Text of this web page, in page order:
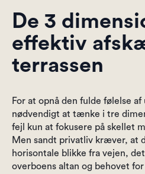
De 3
effektiv
terrassen
For at opnå den fulde følelse
nødvendigt at tænke i tre
fejl kun at fokusere på skellet
Men sandt privatliv kræver, at
horisontale blikke fra vejen,
overboens altan og behovet